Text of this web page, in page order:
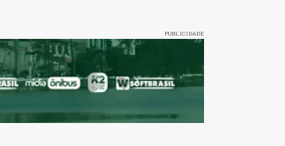
PUBLICIDADE